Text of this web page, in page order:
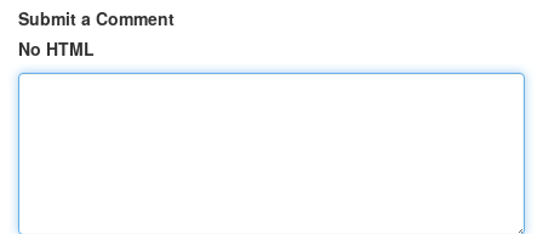
Submit a Comment
No HTML